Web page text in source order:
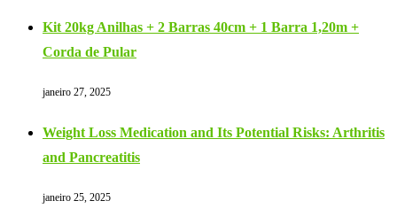
Kit 20kg Anilhas + 2 Barras 40cm + 1 Barra 1,20m +
Corda de Pular
janeiro 27, 2025
Weight Loss Medication and Its Potential Risks: Arthritis
and Pancreatitis
janeiro 25, 2025